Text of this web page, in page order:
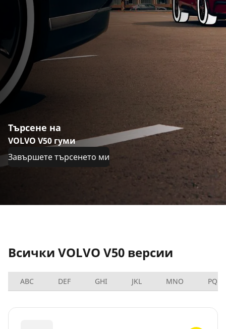
Търсене на
VOLVO V50 гуми
Завършете търсенето ми
Всички VOLVO V50 версии
ABC DEF GHI JKL MNO PQRS